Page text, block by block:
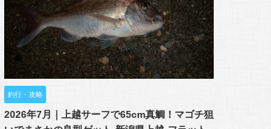
釣行・攻略
2026年7月｜上越サーフで65cm真鯛！マゴチ狙